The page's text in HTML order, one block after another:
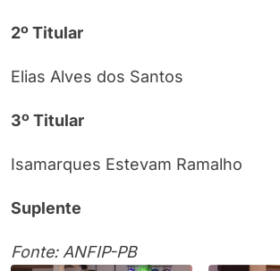
2º Titular
Elias Alves dos Santos
3º Titular
Isamarques Estevam Ramalho
Suplente
Fonte: ANFIP-PB